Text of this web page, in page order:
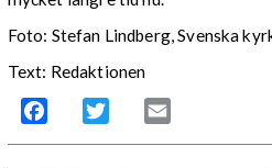
Foto: Stefan Lindberg, Svenska
Text: Redaktionen
Facebook Twitter